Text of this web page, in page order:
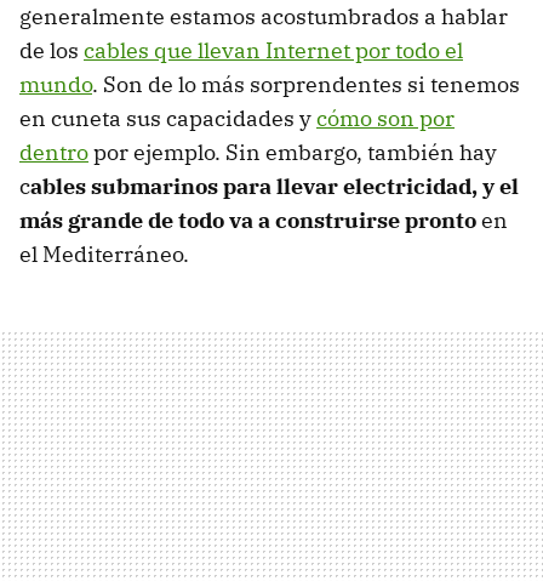
generalmente estamos acostumbrados a hablar
de los cables que llevan Internet por todo el
mundo. Son de lo más sorprendentes si tenemos
en cuneta sus capacidades ycómo son por
dentropor ejemplo. Sin embargo, también hay
cables submarinos para llevar electricidad, y el
más grande de todo va a construirse prontoen
el Mediterráneo.